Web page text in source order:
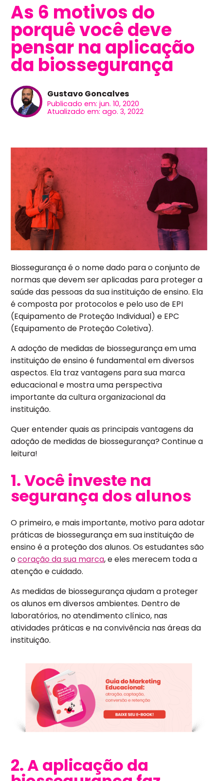
As 6 motivos do
porquê você deve
pensar na aplicação
da biossegurança
Gustavo Goncalves
Publicado em: jun. 10, 2020
Atualizado em: ago. 3, 2022
Biossegurança é o nome dado para o conjunto de
normas que devem ser aplicadas para proteger a
saúde das pessoas da sua instituição de ensino. Ela
é composta por protocolos e pelo uso de EPI
(Equipamento de Proteção Individual) e EPC
(Equipamento de Proteção Coletiva).
A adoção de medidas de biossegurança em uma
instituição de ensino é fundamental em diversos
aspectos. Ela traz vantagens para sua marca
educacional e mostra uma perspectiva
importante da cultura organizacional da
instituição.
Quer entender quais as principais vantagens da
adoção de medidas de biossegurança? Continue a
leitura!
1. Você investe na
segurança dos alunos
O primeiro, e mais importante, motivo para adotar
práticas de biossegurança em sua instituição de
ensino é a proteção dos alunos. Os estudantes são
ocoração da sua marca, e eles merecem toda a
atenção e cuidado.
As medidas de biossegurança ajudam a proteger
os alunos em diversos ambientes. Dentro de
laboratórios, no atendimento clínico, nas
atividades práticas e na convivência nas áreas da
instituição.
2. A aplicação da